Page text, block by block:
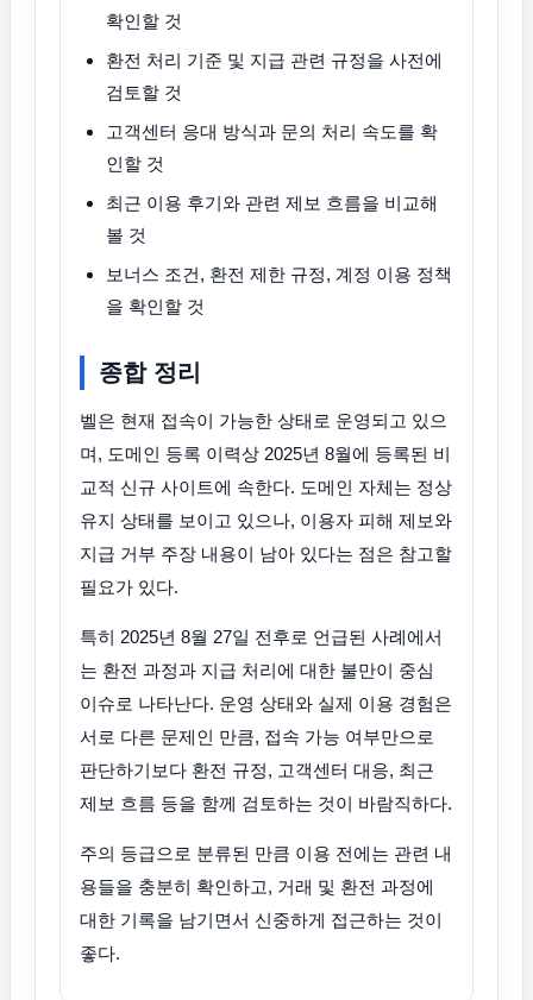
확인할 것
환전 처리 기준 및 지급 관련 규정을 사전에
검토할 것
고객센터 응대 방식과 문의 처리 속도를 확
인할 것
최근 이용 후기와 관련 제보 흐름을 비교해
볼 것
보너스 조건, 환전 제한 규정, 계정 이용 정책
을 확인할 것
종합 정리
벨은 현재 접속이 가능한 상태로 운영되고 있으
며, 도메인 등록 이력상 2025년 8월에 등록된 비
교적 신규 사이트에 속한다. 도메인 자체는 정상
유지 상태를 보이고 있으나, 이용자 피해 제보와
지급 거부 주장 내용이 남아 있다는 점은 참고할
필요가 있다.
특히 2025년 8월 27일 전후로 언급된 사례에서
는 환전 과정과 지급 처리에 대한 불만이 중심
이슈로 나타난다. 운영 상태와 실제 이용 경험은
서로 다른 문제인 만큼, 접속 가능 여부만으로
판단하기보다 환전 규정, 고객센터 대응, 최근
제보 흐름 등을 함께 검토하는 것이 바람직하다.
주의 등급으로 분류된 만큼 이용 전에는 관련 내
용들을 충분히 확인하고, 거래 및 환전 과정에
대한 기록을 남기면서 신중하게 접근하는 것이
좋다.